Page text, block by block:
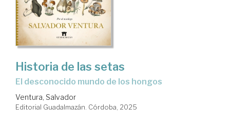
Historia de las setas
El desconocido mundo de los hongos
Ventura, Salvador
Editorial Guadalmazán. Córdoba, 2025